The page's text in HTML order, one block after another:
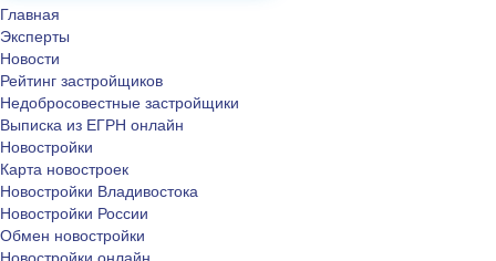
Главная
Эксперты
Новости
Рейтинг застройщиков
Недобросовестные застройщики
Выписка из ЕГРН онлайн
Новостройки
Карта новостроек
Новостройки Владивостока
Новостройки России
Обмен новостройки
Новостройки онлайн